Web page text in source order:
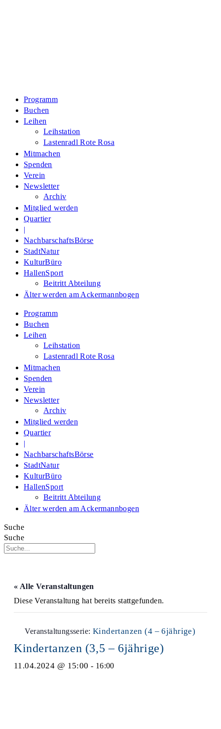
Programm
Buchen
Leihen
Leihstation
Lastenradl Rote Rosa
Mitmachen
Spenden
Verein
Newsletter
Archiv
Mitglied werden
Quartier
|
NachbarschaftsBörse
StadtNatur
KulturBüro
HallenSport
Beitritt Abteilung
Älter werden am Ackermannbogen
Programm
Buchen
Leihen
Leihstation
Lastenradl Rote Rosa
Mitmachen
Spenden
Verein
Newsletter
Archiv
Mitglied werden
Quartier
|
NachbarschaftsBörse
StadtNatur
KulturBüro
HallenSport
Beitritt Abteilung
Älter werden am Ackermannbogen
Suche
Suche
« Alle Veranstaltungen
Diese Veranstaltung hat bereits stattgefunden.
Veranstaltungsserie: Kindertanzen (4 – 6jährige)
Kindertanzen (3,5 – 6jährige)
11.04.2024 @ 15:00 - 16:00